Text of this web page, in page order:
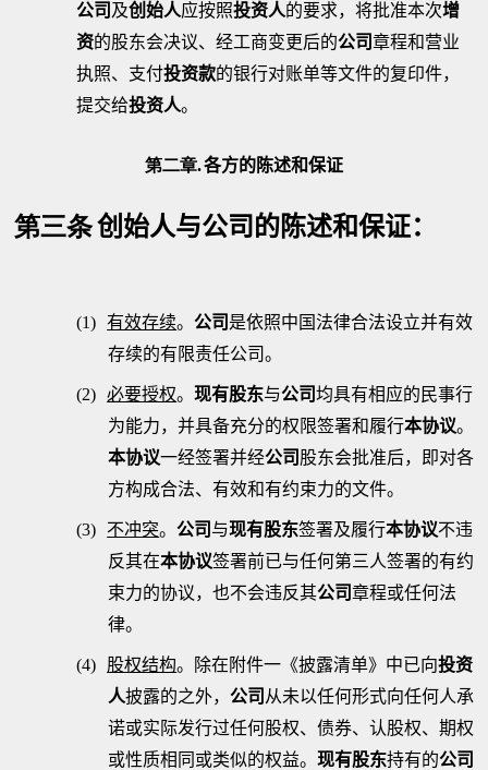
公司 及创始人应按照投资人的要求，将批准本次增
资的股东会决议、经工商变更后的公司章程和营业
执照、支付投资款的银行对账单等文件的复印件，
提交给投资人。
第二章.各方的陈述和保证
第三条创始人与公司的陈述和保证：
(1) 有效存续。公司 是依照中国法律合法设立并有效
存续的有限责任公司。
(2) 必要授权。现有股东与公司均具有相应的民事行
为能力，并具备充分的权限签署和履行本协议。
本协议一经签署并经公司 股东会批准后，即对各
方构成合法、有效和有约束力的文件。
(3) 不冲突。公司 与现有股东签署及履行本协议不违
反其在本协议签署前已与任何第三人签署的有约
束力的协议，也不会违反其公司章程或任何法
律。
(4) 股权结构。除在附件一《披露清单》中已向投资
人披露的之外， 公司 从未以任何形式向任何人承
诺或实际发行过任何股权、债券、认股权、期权
或性质相同或类似的权益。 现有股东持有的公司